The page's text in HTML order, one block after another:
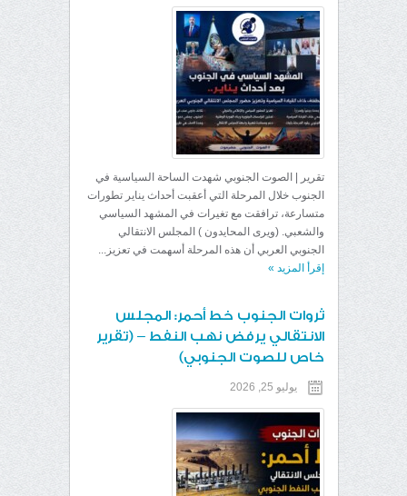
تقرير | الصوت الجنوبي شهدت الساحة السياسية في
الجنوب خلال المرحلة التي أعقبت أحداث يناير تطورات
متسارعة، ترافقت مع تغيرات في المشهد السياسي
والشعبي. (ويرى المحايدون ) المجلس الانتقالي
الجنوبي العربي أن هذه المرحلة أسهمت في تعزيز...
إقرأ المزيد »
ثروات الجنوب خط أحمر: المجلس
الانتقالي يرفض نهب النفط – (تقرير
خاص للصوت الجنوبي)
يوليو 25, 2026